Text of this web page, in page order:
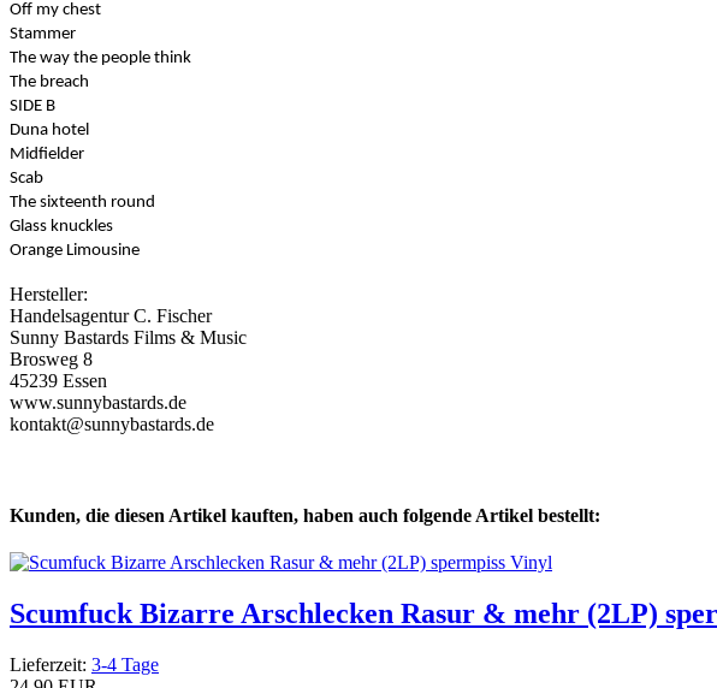
Off my chest
Stammer
The way the people think
The breach
SIDE B
Duna hotel
Midfielder
Scab
The sixteenth round
Glass knuckles
Orange Limousine
Hersteller:
Handelsagentur C. Fischer
Sunny Bastards Films & Music
Brosweg 8
45239 Essen
www.sunnybastards.de
kontakt@sunnybastards.de
Kunden, die diesen Artikel kauften, haben auch folgende Artikel bestellt:
Scumfuck Bizarre Arschlecken Rasur & mehr (2LP)
Lieferzeit: 3-4 Tage